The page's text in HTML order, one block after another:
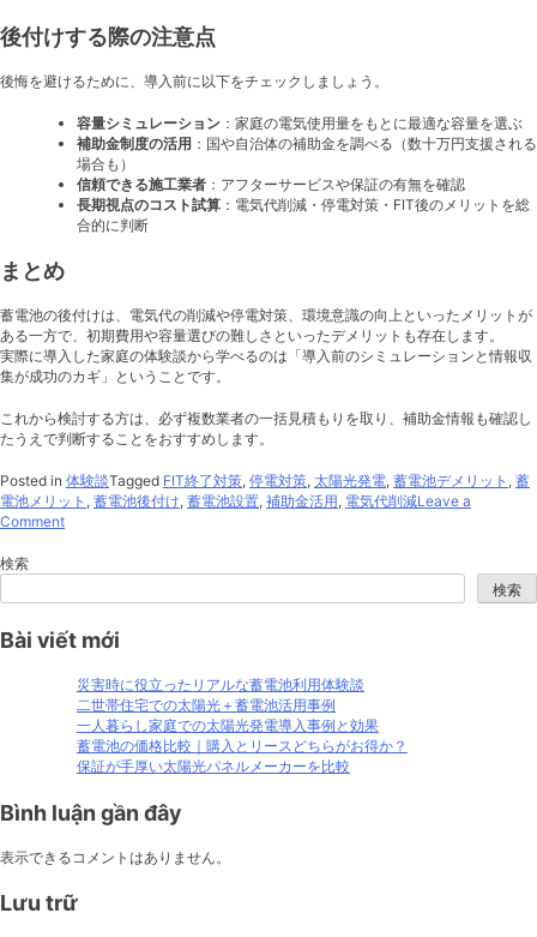
後付けする際の注意点
後悔を避けるために、導入前に以下をチェックしましょう。
容量シミュレーション：家庭の電気使用量をもとに最適な容量を選ぶ
補助金制度の活用：国や自治体の補助金を調べる（数十万円支援される
場合も）
信頼できる施工業者：アフターサービスや保証の有無を確認
長期視点のコスト試算：電気代削減・停電対策・FIT後のメリットを総
合的に判断
まとめ
蓄電池の後付けは、電気代の削減や停電対策、環境意識の向上といったメリットが
ある一方で、初期費用や容量選びの難しさといったデメリットも存在します。
実際に導入した家庭の体験談から学べるのは「導入前のシミュレーションと情報収
集が成功のカギ」ということです。
これから検討する方は、必ず複数業者の一括見積もりを取り、補助金情報も確認し
たうえで判断することをおすすめします。
Posted in 体験談Tagged FIT終了対策, 停電対策, 太陽光発電, 蓄電池デメリット , 蓄
電池メリット , 蓄電池後付け, 蓄電池設置, 補助金活用, 電気代削減Leave a
Commenton
を
付
感
想
｜
置
し
良
っ
検索
検索
Bài viết mới
災害時に役立ったリアルな蓄電池利用体験談
二世帯住宅での太陽光＋蓄電池活用事例
一人暮らし家庭での太陽光発電導入事例と効果
蓄電池の価格比較｜購入とリースどちらがお得か？
保証が手厚い太陽光パネルメーカーを比較
Bình luận gần đây
表示できるコメントはありません。
Lưu trữ